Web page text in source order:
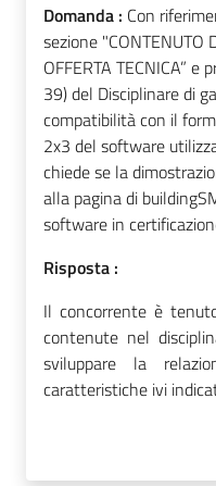
Domanda : Con
sezione "CONTENUTO
OFFERTA TECNICA”
39) del Disciplinare di
compatibilità con il
2x3 del software
chiede se la
alla pagina di
software in
Risposta :
Il concorrente è
contenute nel
sviluppare la
caratteristiche ivi